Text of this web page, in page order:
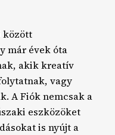
között
már évek óta
akik kreatív
vagy
A Fiók nemcsak a
eszközöket
is nyújt a